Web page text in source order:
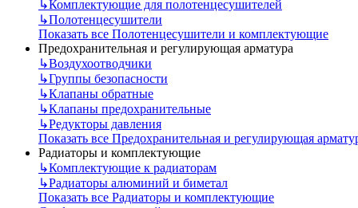
↳Комплектующие для полотенцесушителей
↳Полотенцесушители
Показать все Полотенцесушители и комплектующие
Предохранительная и регулирующая арматура
↳Воздухоотводчики
↳Группы безопасности
↳Клапаны обратные
↳Клапаны предохранительные
↳Редукторы давления
Показать все Предохранительная и регулирующая
Радиаторы и комплектующие
↳Комплектующие к радиаторам
↳Радиаторы алюминий и биметал
Показать все Радиаторы и комплектующие